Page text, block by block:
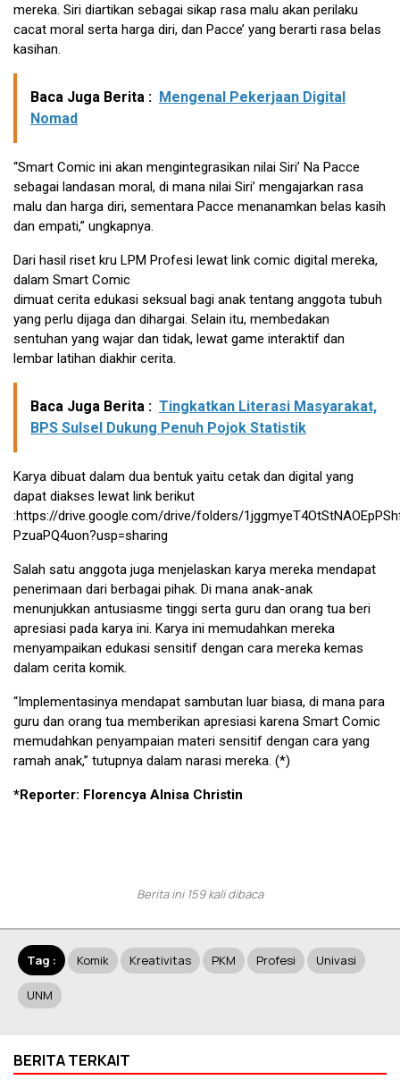
mereka. Siri diartikan sebagai sikap rasa malu akan perilaku
cacat moral serta harga diri, dan Pacce’ yang berarti rasa belas
kasihan.
Baca Juga Berita : Mengenal Pekerjaan Digital
Nomad
“Smart Comic ini akan mengintegrasikan nilai Siri’ Na Pacce
sebagai landasan moral, di mana nilai Siri’ mengajarkan rasa
malu dan harga diri, sementara Pacce menanamkan belas kasih
dan empati,” ungkapnya.
Dari hasil riset kru LPM Profesi lewat link comic digital mereka,
dalam Smart Comic
dimuat cerita edukasi seksual bagi anak tentang anggota tubuh
yang perlu dijaga dan dihargai. Selain itu, membedakan
sentuhan yang wajar dan tidak, lewat game interaktif dan
lembar latihan diakhir cerita.
Baca Juga Berita : Tingkatkan Literasi Masyarakat,
BPS Sulsel Dukung Penuh Pojok Statistik
Karya dibuat dalam dua bentuk yaitu cetak dan digital yang
dapat diakses lewat link berikut
:https://drive.google.com/drive/folders/
PzuaPQ4uon?usp=sharing
Salah satu anggota juga menjelaskan karya mereka mendapat
penerimaan dari berbagai pihak. Di mana anak-anak
menunjukkan antusiasme tinggi serta guru dan orang tua beri
apresiasi pada karya ini. Karya ini memudahkan mereka
menyampaikan edukasi sensitif dengan cara mereka kemas
dalam cerita komik.
“Implementasinya mendapat sambutan luar biasa, di mana para
guru dan orang tua memberikan apresiasi karena Smart Comic
memudahkan penyampaian materi sensitif dengan cara yang
ramah anak,” tutupnya dalam narasi mereka. (*)
*Reporter: Florencya Alnisa Christin
Berita ini 159 kali dibaca
Tag : Komik Kreativitas PKM Profesi Univasi
UNM
BERITA TERKAIT